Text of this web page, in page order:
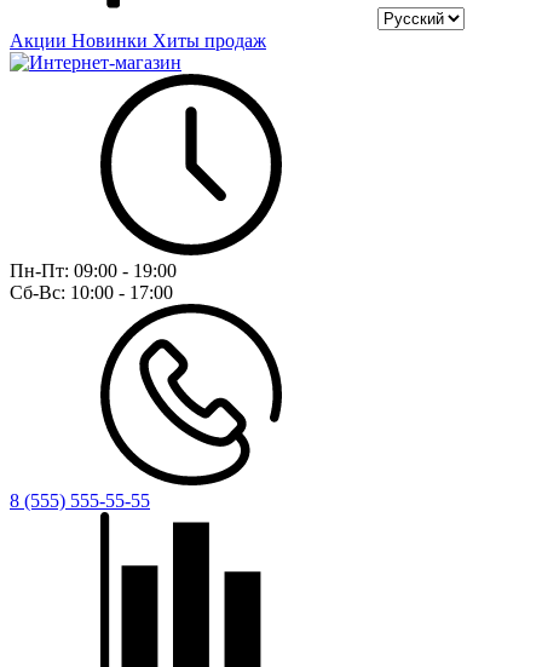
Акции Новинки Хиты продаж
Пн-Пт: 09:00 - 19:00
Сб-Вс: 10:00 - 17:00
8 (555) 555-55-55